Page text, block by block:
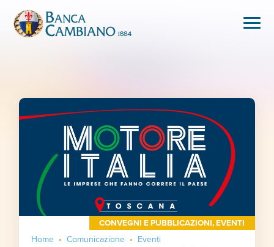
Home Comunicazione
Eventi
CONVEGNI E PUBBLICAZIONI,EVENTI